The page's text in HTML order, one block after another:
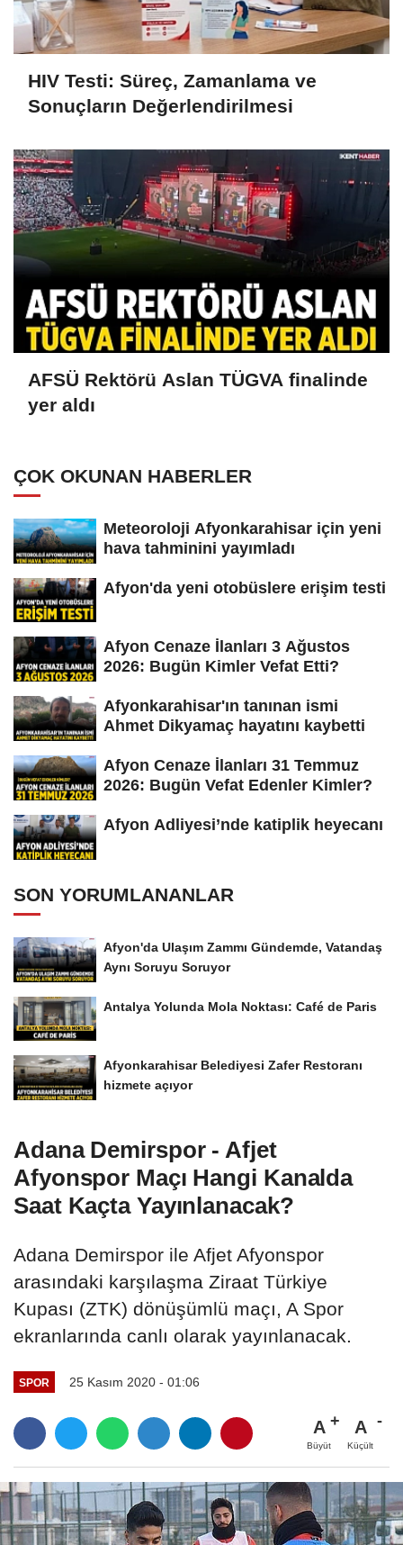
HIV Testi: Süreç, Zamanlama ve
Sonuçların Değerlendirilmesi
AFSÜ Rektörü Aslan TÜGVA finalinde
yer aldı
ÇOK OKUNAN HABERLER
Meteoroloji Afyonkarahisar için yeni
hava tahminini yayımladı
Afyon'da yeni otobüslere erişim testi
Afyon Cenaze İlanları 3 Ağustos
2026: Bugün Kimler Vefat Etti?
Afyonkarahisar'ın tanınan ismi
Ahmet Dikyamaç hayatını kaybetti
Afyon Cenaze İlanları 31 Temmuz
2026: Bugün Vefat Edenler Kimler?
Afyon Adliyesi’nde katiplik heyecanı
SON YORUMLANANLAR
Afyon'da Ulaşım Zammı Gündemde, Vatandaş
Aynı Soruyu Soruyor
Antalya Yolunda Mola Noktası: Café de Paris
Afyonkarahisar Belediyesi Zafer Restoranı
hizmete açıyor
Adana Demirspor - Afjet
Afyonspor Maçı Hangi Kanalda
Saat Kaçta Yayınlanacak?
Adana Demirspor ile Afjet Afyonspor
arasındaki karşılaşma Ziraat Türkiye
Kupası (ZTK) dönüşümlü maçı, A Spor
ekranlarında canlı olarak yayınlanacak.
SPOR 25 Kasım 2020 - 01:06
A
Büyüt
A
Küçült